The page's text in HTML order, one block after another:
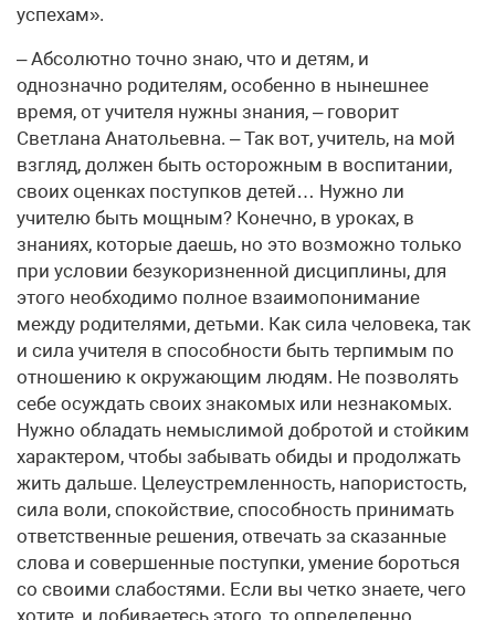
успехам».
– Абсолютно точно знаю, что и детям, и
однозначно родителям, особенно в нынешнее
время, от учителя нужны знания, – говорит
Светлана Анатольевна. – Так вот, учитель, на мой
взгляд, должен быть осторожным в воспитании,
своих оценках поступков детей… Нужно ли
учителю быть мощным? Конечно, в уроках, в
знаниях, которые даешь, но это возможно только
при условии безукоризненной дисциплины, для
этого необходимо полное взаимопонимание
между родителями, детьми. Как сила человека, так
и сила учителя в способности быть терпимым по
отношению к окружающим людям. Не позволять
себе осуждать своих знакомых или незнакомых.
Нужно обладать немыслимой добротой и стойким
характером, чтобы забывать обиды и продолжать
жить дальше. Целеустремленность, напористость,
сила воли, спокойствие, способность принимать
ответственные решения, отвечать за сказанные
слова и совершенные поступки, умение бороться
со своими слабостями. Если вы четко знаете, чего
хотите, и добиваетесь этого, то определенно